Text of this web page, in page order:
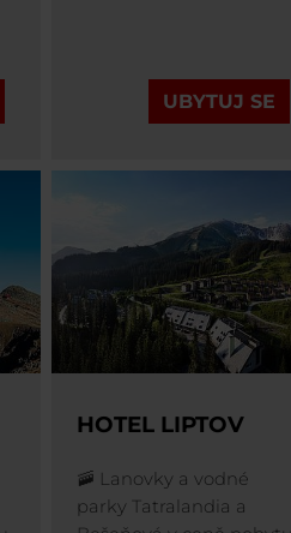
UBYTUJ SE
HOTEL LIPTOV
🚠 Lanovky a vodné
parky Tatralandia a